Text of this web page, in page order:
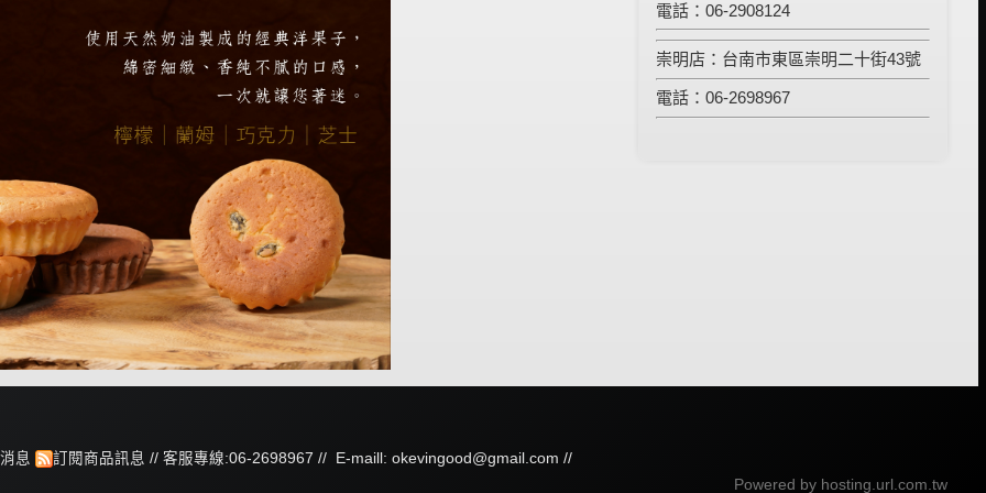
電話：06-2908124
崇明店：台南市東區崇明二十街43號
電話：06-2698967
息 訂閱商品訊息 // 客服專線:06-2698967 // E-maill: okevingood@gmail.com //
Powered by hosting.url.com.tw